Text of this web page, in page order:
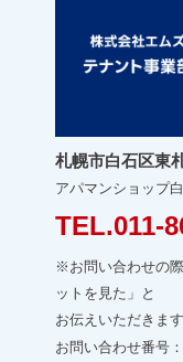
札幌市白石区東
アパマンショップ
TEL.011-
※お問い合わせの
ットを見た」と
お伝えいただきま
お問い合わせ番号：